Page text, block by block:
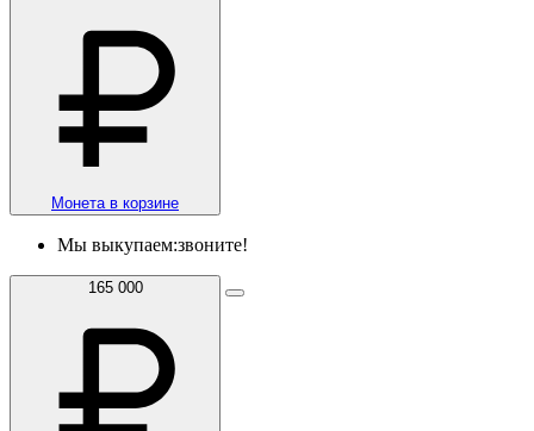
Монета в корзине
Мы выкупаем:звоните!
165 000